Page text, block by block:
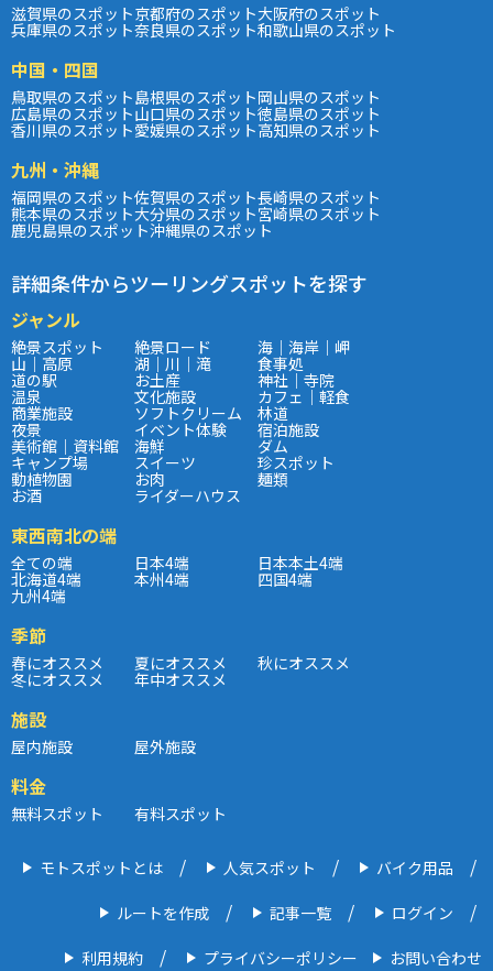
滋賀県のスポット京都府のスポット大阪府のスポット
兵庫県のスポット奈良県のスポット和歌山県のスポット
中国・四国
鳥取県のスポット島根県のスポット岡山県のスポット
広島県のスポット山口県のスポット徳島県のスポット
香川県のスポット愛媛県のスポット高知県のスポット
九州・沖縄
福岡県のスポット佐賀県のスポット長崎県のスポット
熊本県のスポット大分県のスポット宮崎県のスポット
鹿児島県のスポット沖縄県のスポット
詳細条件からツーリングスポットを探す
ジャンル
絶景スポット 絶景ロード 海｜海岸｜岬
山｜高原 湖｜川｜滝 食事処
道の駅 お土産 神社｜寺院
温泉 文化施設 カフェ｜軽食
商業施設 ソフトクリーム 林道
夜景 イベント体験 宿泊施設
美術館｜資料館 海鮮 ダム
キャンプ場 スイーツ 珍スポット
動植物園 お肉 麺類
お酒 ライダーハウス
東西南北の端
全ての端 日本4端 日本本土4端
北海道4端 本州4端 四国4端
九州4端
季節
春にオススメ 夏にオススメ 秋にオススメ
冬にオススメ 年中オススメ
施設
屋内施設 屋外施設
料金
無料スポット 有料スポット
モトスポットとは 人気スポット バイク用品
ルートを作成 記事一覧 ログイン
利用規約 プライバシーポリシー お問い合わせ